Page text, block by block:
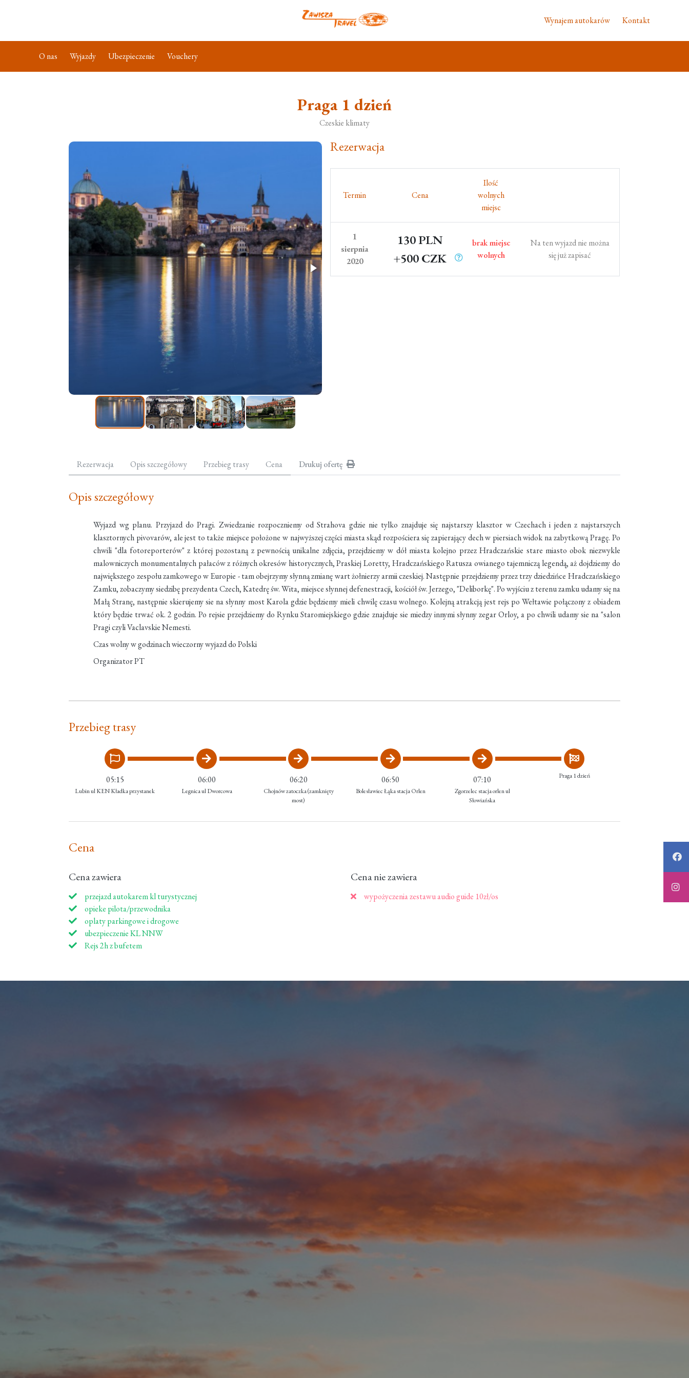
Wynajem autokarów Kontakt
O nas Wyjazdy Ubezpieczenie Vouchery
Praga 1 dzień
Czeskie klimaty
Rezerwacja
Termin Cena
Ilość
wolnych
miejsc
1
sierpnia
2020
130 PLN
+500 CZK
brak miejsc
wolnych
Na ten wyjazd nie można
się już zapisać
Rezerwacja Opis szczegółowy Przebieg trasy Cena Drukuj ofertę
Opis szczegółowy
Wyjazd wg planu. Przyjazd do Pragi. Zwiedzanie rozpoczniemy od Strahova gdzie nie tylko znajduje się najstarszy klasztor w Czechach i jeden z najstarszych
klasztornych pivovarów, ale jest to także miejsce położone w najwyższej części miasta skąd rozpościera się zapierający dech w piersiach widok na zabytkową Pragę. Po
chwili "dla fotoreporterów" z której pozostaną z pewnością unikalne zdjęcia, przejdziemy w dół miasta kolejno przez Hradczańskie stare miasto obok niezwykle
malowniczych monumentalnych pałaców z różnych okresów historycznych, Praskiej Loretty, Hradczańskiego Ratusza owianego tajemniczą legendą, aż dojdziemy do
największego zespołu zamkowego w Europie - tam obejrzymy słynną zmianę wart żołnierzy armii czeskiej. Następnie przejdziemy przez trzy dziedzińce Hradczańskiego
Zamku, zobaczymy siedzibę prezydenta Czech, Katedrę św. Wita, miejsce słynnej defenestracji, kościół św. Jerzego, "Deliborkę". Po wyjściu z terenu zamku udamy się na
Małą Stranę, następnie skierujemy sie na słynny most Karola gdzie będziemy mieli chwilę czasu wolnego. Kolejną atrakcją jest rejs po Wełtawie połączony z obiadem
który będzie trwać ok. 2 godzin. Po rejsie przejdziemy do Rynku Staromiejskiego gdzie znajduje sie miedzy innymi słynny zegar Orloy, a po chwili udamy sie na "salon
Pragi czyli Vaclavskie Nemesti.
Czas wolny w godzinach wieczorny wyjazd do Polski
Organizator PT
Przebieg trasy
05:15
Lubin ul KEN Kładka przystanek
06:00
Legnica ul Dworcowa
06:20
Chojnów zatoczka (zamknięty
most)
06:50
Bolesławiec Łąka stacja Orlen
07:10
Zgorzelec stacja orlen ul
Słowiańska
Praga 1 dzień
Cena
Cena zawiera
przejazd autokarem kl turystycznej
opieke pilota/przewodnika
oplaty parkingowe i drogowe
ubezpieczenie KL NNW
Rejs 2h z bufetem
Cena nie zawiera
wypożyczenia zestawu audio guide 10zł/os